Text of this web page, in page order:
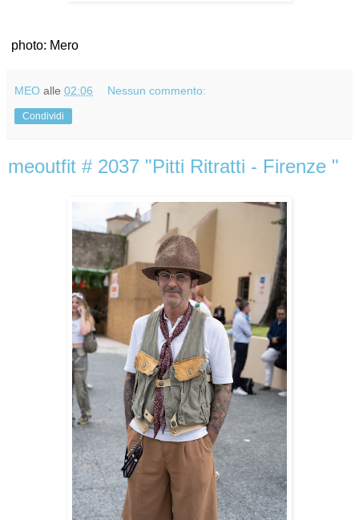
photo: Mero
MEO alle 02:06 Nessun commento:
Condividi
meoutfit # 2037 "Pitti Ritratti - Firenze "